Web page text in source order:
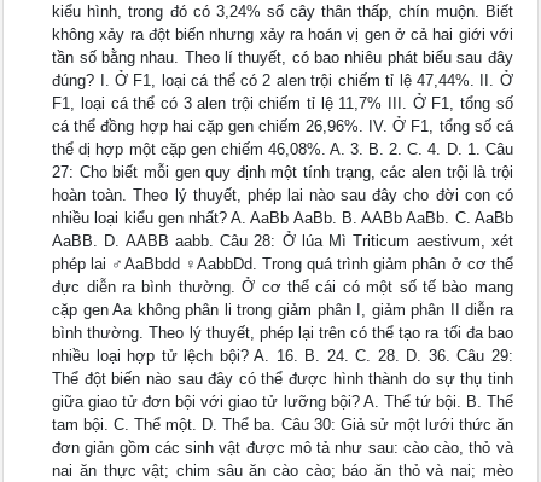
kiểu hình, trong đó có 3,24% số cây thân thấp, chín muộn. Biết
không xảy ra đột biến nhưng xảy ra hoán vị gen ở cả hai giới với
tần số bằng nhau. Theo lí thuyết, có bao nhiêu phát biểu sau đây
đúng? I. Ở F1, loại cá thể có 2 alen trội chiếm tỉ lệ 47,44%. II. Ở
F1, loại cá thể có 3 alen trội chiếm tỉ lệ 11,7% III. Ở F1, tổng số
cá thể đồng hợp hai cặp gen chiếm 26,96%. IV. Ở F1, tổng số cá
thể dị hợp một cặp gen chiếm 46,08%. A. 3. B. 2. C. 4. D. 1. Câu
27: Cho biết mỗi gen quy định một tính trạng, các alen trội là trội
hoàn toàn. Theo lý thuyết, phép lai nào sau đây cho đời con có
nhiều loại kiểu gen nhất? A. AaBb AaBb. B. AABb AaBb. C. AaBb
AaBB. D. AABB aabb. Câu 28: Ở lúa Mì Triticum aestivum, xét
phép lai ♂AaBbdd ♀AabbDd. Trong quá trình giảm phân ở cơ thể
đực diễn ra bình thường. Ở cơ thể cái có một số tế bào mang
cặp gen Aa không phân li trong giảm phân I, giảm phân II diễn ra
bình thường. Theo lý thuyết, phép lại trên có thể tạo ra tối đa bao
nhiều loại hợp tử lệch bội? A. 16. B. 24. C. 28. D. 36. Câu 29:
Thể đột biến nào sau đây có thể được hình thành do sự thụ tinh
giữa giao tử đơn bội với giao tử lưỡng bội? A. Thể tứ bội. B. Thể
tam bội. C. Thể một. D. Thể ba. Câu 30: Giả sử một lưới thức ăn
đơn giản gồm các sinh vật được mô tả như sau: cào cào, thỏ và
nai ăn thực vật; chim sâu ăn cào cào; báo ăn thỏ và nai; mèo